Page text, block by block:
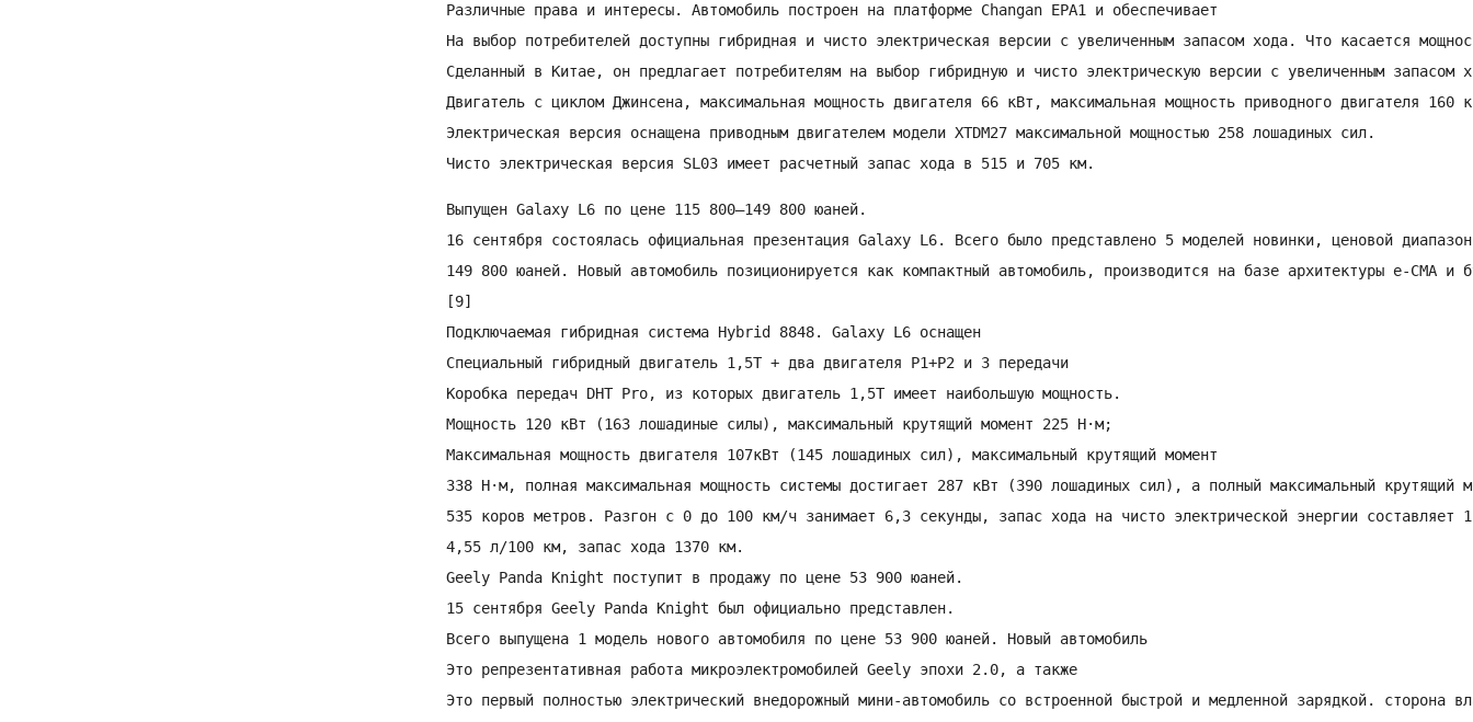
Различные права и интересы. Автомобиль построен на платформе Changan EPA1 и обеспечивает
На выбор потребителей доступны гибридная и чисто электрическая версии с увеличенным запасом хода. Что касается
Сделанный в Китае, он предлагает потребителям на выбор гибридную и чисто электрическую версии с увеличенным запасом
Двигатель с циклом Джинсена, максимальная мощность двигателя 66 кВт, максимальная мощность приводного двигателя 160
Электрическая версия оснащена приводным двигателем модели XTDM27 максимальной мощностью 258 лошадиных сил.
Чисто электрическая версия SL03 имеет расчетный запас хода в 515 и 705 км.
Выпущен Galaxy L6 по цене 115 800–149 800 юаней.
16 сентября состоялась официальная презентация Galaxy L6. Всего было представлено 5 моделей новинки, ценовой
149 800 юаней. Новый автомобиль позиционируется как компактный автомобиль, производится на базе архитектуры e-CMA и
[9]
Подключаемая гибридная система Hybrid 8848. Galaxy L6 оснащен
Специальный гибридный двигатель 1,5Т + два двигателя P1+P2 и 3 передачи
Коробка передач DHT Pro, из которых двигатель 1,5Т имеет наибольшую мощность.
Мощность 120 кВт (163 лошадиные силы), максимальный крутящий момент 225 Н·м;
Максимальная мощность двигателя 107кВт (145 лошадиных сил), максимальный крутящий момент
338 Н·м, полная максимальная мощность системы достигает 287 кВт (390 лошадиных сил), а полный максимальный крутящий
535 коров метров. Разгон с 0 до 100 км/ч занимает 6,3 секунды, запас хода на чисто электрической энергии составляет
4,55 л/100 км, запас хода 1370 км.
Geely Panda Knight поступит в продажу по цене 53 900 юаней.
15 сентября Geely Panda Knight был официально представлен.
Всего выпущена 1 модель нового автомобиля по цене 53 900 юаней. Новый автомобиль
Это репрезентативная работа микроэлектромобилей Geely эпохи 2.0, а также
Это первый полностью электрический внедорожный мини-автомобиль со встроенной быстрой и медленной зарядкой. сторона